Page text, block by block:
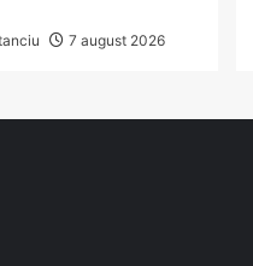
7 august 2026